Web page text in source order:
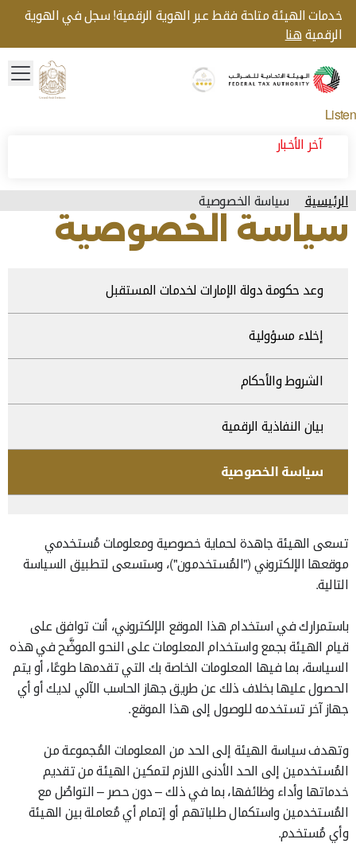
خدمات الهيئة متاحة فقط عبر الهوية الرقمية! سجل في الهوية
الرقميةهنا
Logo
Gold star Logo
Listen
آخر الأخبار
الرئيسية سياسة الخصوصية
سياسة الخصوصية
وعد حكومة دولة الإمارات لخدمات المستقبل
إخلاء مسؤولية
الشروط والأحكام
بيان النفاذية الرقمية
سياسة الخصوصية
تسعى الهيئة جاهدة لحماية خصوصية ومعلومات مُستخدمي
موقعها الإلكتروني ("المُستخدمون")، وستسعى لتطبيق السياسة
التالية.
باستمرارك في استخدام هذا الموقع الإلكتروني، أنت توافق على
قيام الهيئة بجمع واستخدام المعلومات على النحو الموضَّح في هذه
السياسة، بما فيها المعلومات الخاصة بك التي تقدمها طوعًا، أو يتم
الحصول عليها بخلاف ذلك عن طريق جهاز الحاسب الآلي لديك أو أي
جهاز آخر تستخدمه للوصول إلى هذا الموقع.
وتهدف سياسة الهيئة إلى الحد من المعلومات المُجموعة من
المُستخدمين إلى الحد الأدنى اللازم لتمكين الهيئة من تقديم
خدماتها وأداء وظائفها، بما في ذلك – دون حصر – التواصُل مع
المُستخدمين واستكمال طلباتهم أو إتمام أي مُعاملة بين الهيئة
وأي مُستخدم.